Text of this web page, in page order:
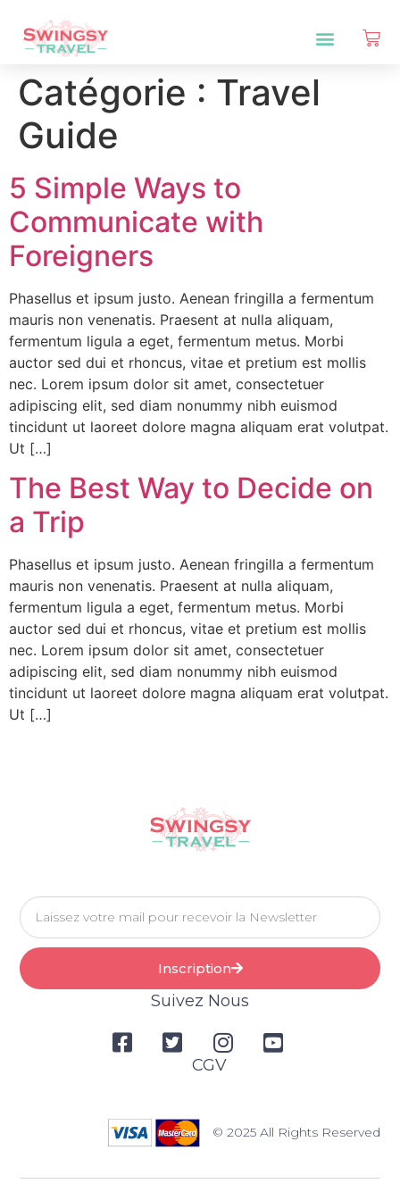
Catégorie : Travel
Guide
5 Simple Ways to
Communicate with
Foreigners
Phasellus et ipsum justo. Aenean fringilla a fermentum
mauris non venenatis. Praesent at nulla aliquam,
fermentum ligula a eget, fermentum metus. Morbi
auctor sed dui et rhoncus, vitae et pretium est mollis
nec. Lorem ipsum dolor sit amet, consectetuer
adipiscing elit, sed diam nonummy nibh euismod
tincidunt ut laoreet dolore magna aliquam erat volutpat.
Ut […]
The Best Way to Decide on
a Trip
Phasellus et ipsum justo. Aenean fringilla a fermentum
mauris non venenatis. Praesent at nulla aliquam,
fermentum ligula a eget, fermentum metus. Morbi
auctor sed dui et rhoncus, vitae et pretium est mollis
nec. Lorem ipsum dolor sit amet, consectetuer
adipiscing elit, sed diam nonummy nibh euismod
tincidunt ut laoreet dolore magna aliquam erat volutpat.
Ut […]
Inscription
Suivez Nous
CGV
© 2025 All Rights Reserved